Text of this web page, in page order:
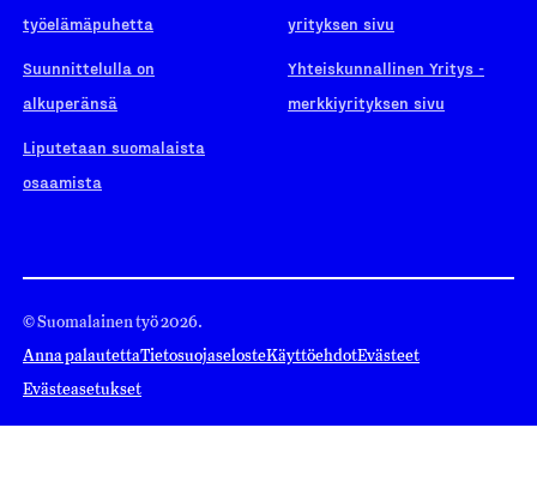
työelämäpuhetta
Suunnittelulla on
alkuperänsä
Liputetaan suomalaista
osaamista
yrityksen sivu
Yhteiskunnallinen Yritys -
merkkiyrityksen sivu
© Suomalainen työ 2026.
Anna palautettaTietosuojaselosteKäyttöehdotEvästeet
Evästeasetukset